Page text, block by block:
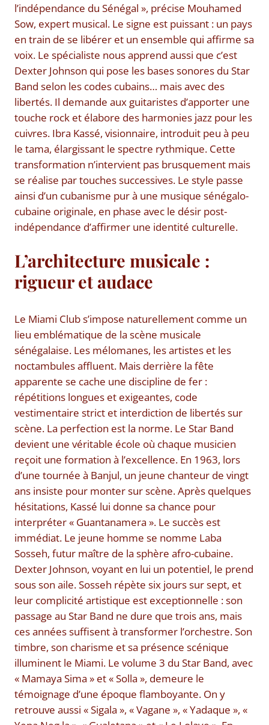
l’indépendance du Sénégal », précise Mouhamed
Sow, expert musical. Le signe est puissant : un pays
en train de se libérer et un ensemble qui affirme sa
voix. Le spécialiste nous apprend aussi que c’est
Dexter Johnson qui pose les bases sonores du Star
Band selon les codes cubains… mais avec des
libertés. Il demande aux guitaristes d’apporter une
touche rock et élabore des harmonies jazz pour les
cuivres. Ibra Kassé, visionnaire, introduit peu à peu
le tama, élargissant le spectre rythmique. Cette
transformation n’intervient pas brusquement mais
se réalise par touches successives. Le style passe
ainsi d’un cubanisme pur à une musique sénégalo-
cubaine originale, en phase avec le désir post-
indépendance d’affirmer une identité culturelle.
L’architecture musicale :
rigueur et audace
Le Miami Club s’impose naturellement comme un
lieu emblématique de la scène musicale
sénégalaise. Les mélomanes, les artistes et les
noctambules affluent. Mais derrière la fête
apparente se cache une discipline de fer :
répétitions longues et exigeantes, code
vestimentaire strict et interdiction de libertés sur
scène. La perfection est la norme. Le Star Band
devient une véritable école où chaque musicien
reçoit une formation à l’excellence. En 1963, lors
d’une tournée à Banjul, un jeune chanteur de vingt
ans insiste pour monter sur scène. Après quelques
hésitations, Kassé lui donne sa chance pour
interpréter « Guantanamera ». Le succès est
immédiat. Le jeune homme se nomme Laba
Sosseh, futur maître de la sphère afro-cubaine.
Dexter Johnson, voyant en lui un potentiel, le prend
sous son aile. Sosseh répète six jours sur sept, et
leur complicité artistique est exceptionnelle : son
passage au Star Band ne dure que trois ans, mais
ces années suffisent à transformer l’orchestre. Son
timbre, son charisme et sa présence scénique
illuminent le Miami. Le volume 3 du Star Band, avec
« Mamaya Sima » et « Solla », demeure le
témoignage d’une époque flamboyante. On y
retrouve aussi « Sigala », « Vagane », « Yadaque », «